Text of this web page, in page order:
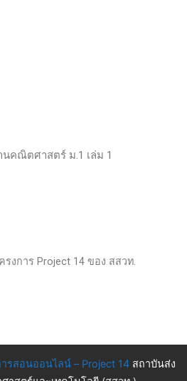
คณิตศาสตร์ ม.1 เล่ม 1
งการ Project 14 ของ สสวท.
รสอนออนไลน์ – Project 14สถาบันส่ง